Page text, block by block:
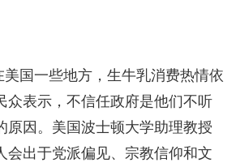
美国一些地方，生牛乳消费热情依
众表示，不信任政府是他们不听
原因。美国波士顿大学助理教授
会出于党派偏见、宗教信仰和文